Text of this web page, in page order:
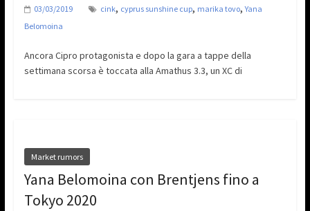
03/03/2019 cink, cyprus sunshine cup, marika tovo,Yana
Belomoina
Ancora Cipro protagonista e dopo la gara a tappe della
settimana scorsa è toccata alla Amathus 3.3, un XC di
Market rumors
Yana Belomoina con Brentjens fino a
Tokyo 2020